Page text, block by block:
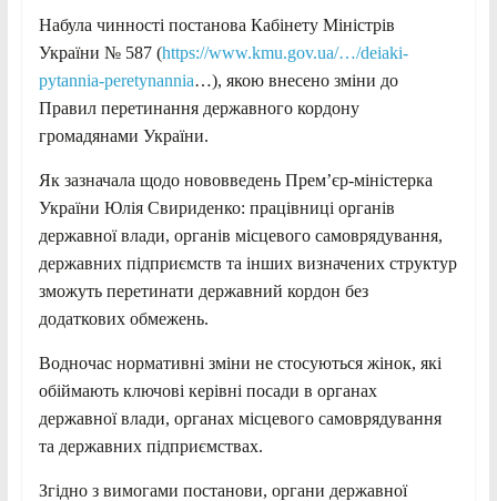
Набула чинності постанова Кабінету Міністрів
України № 587 (https://www.kmu.gov.ua/…/deiaki-
pytannia-peretynannia…), якою внесено зміни до
Правил перетинання державного кордону
громадянами України.
Як зазначала щодо нововведень Прем’єр-міністерка
України Юлія Свириденко: працівниці органів
державної влади, органів місцевого самоврядування,
державних підприємств та інших визначених структур
зможуть перетинати державний кордон без
додаткових обмежень.
Водночас нормативні зміни не стосуються жінок, які
обіймають ключові керівні посади в органах
державної влади, органах місцевого самоврядування
та державних підприємствах.
Згідно з вимогами постанови, органи державної